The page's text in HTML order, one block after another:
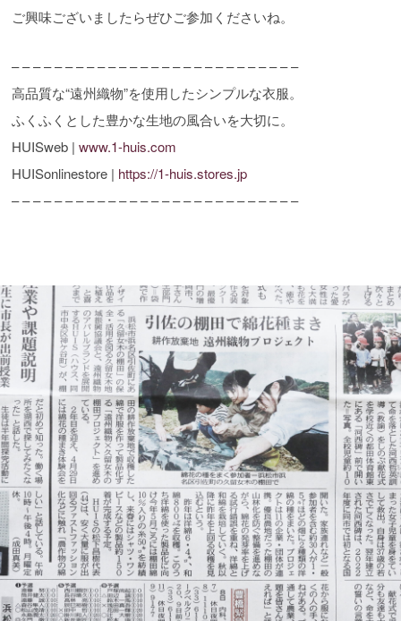
ご興味ございましたらぜひご参加くださいね。
– – – – – – – – – – – – – – – – – – – – – – – – – – –
高品質な“遠州織物”を使用したシンプルな衣服。
ふくふくとした豊かな生地の風合いを大切に。
HUISweb |www.1-huis.com
HUISonlinestore | https://1-huis.stores.jp
– – – – – – – – – – – – – – – – – – – – – – – – – – –